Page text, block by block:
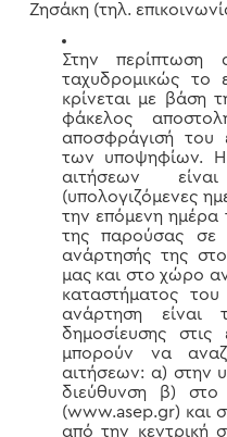
Ζησάκη (τηλ.
Στην περίπτωση
ταχυδρομικώς το
κρίνεται με βάση
φάκελος
αποσφράγισή του
των υποψηφίων.
αιτήσεων
(υπολογιζόμενες
την επόμενη ημέρα
της παρούσας σε
ανάρτησής της
μας και στο χώρο
καταστήματος
ανάρτηση είναι
δημοσίευσης
μπορούν να
αιτήσεων: α) στην
διεύθυνση β)
(www.asep.gr) και
από την κεντρική